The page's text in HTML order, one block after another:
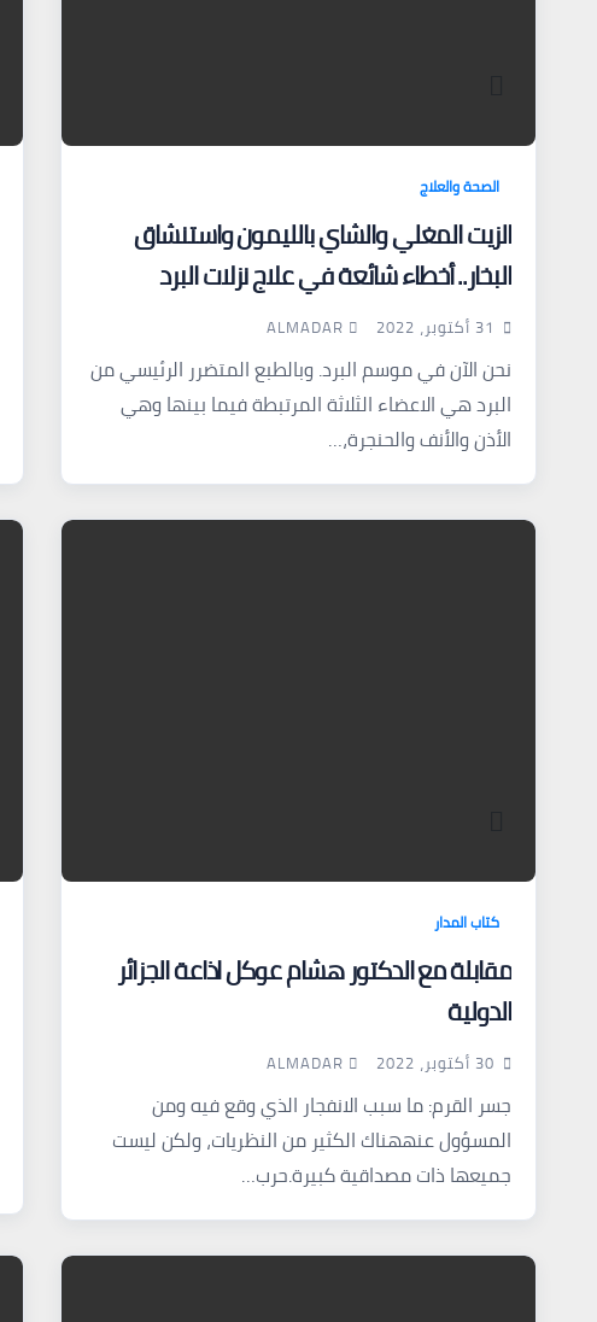
الصحة والعلاج
الزيت المغلي والشاي بالليمون واستنشاق
البخار.. أخطاء شائعة في علاج نزلات البرد
31 أكتوبر، 2022 ALMADAR
نحن الآن في موسم البرد. وبالطبع المتضرر الرئيسي من
البرد هي الاعضاء الثلاثة المرتبطة فيما بينها وهي
الأذن والأنف والحنجرة،…
كتاب المدار
مقابلة مع الدكتور هشام عوكل اذاعة الجزائر
الدولية
30 أكتوبر، 2022 ALMADAR
جسر القرم: ما سبب الانفجار الذي وقع فيه ومن
المسؤول عنههناك الكثير من النظريات، ولكن ليست
جميعها ذات مصداقية كبيرة.حرب…